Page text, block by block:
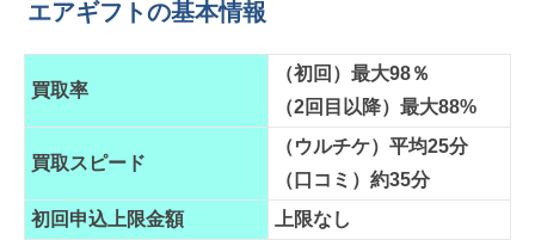
エアギフトの基本情報
買取率
（初回）最大98％
（2回目以降）最大88%
買取スピード
（ウルチケ）平均25分
（口コミ）約35分
初回申込上限金額
上限なし